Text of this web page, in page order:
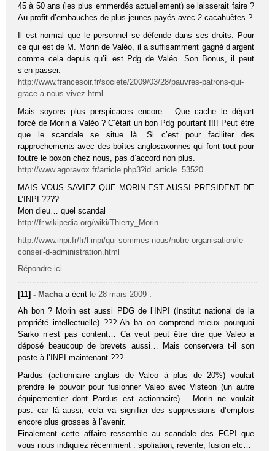
45 à 50 ans (les plus emmerdés actuellement) se laisserait faire ?
Au profit d’embauches de plus jeunes payés avec 2 cacahuètes ?
Il est normal que le personnel se défende dans ses droits. Pour
ce qui est de M. Morin de Valéo, il a suffisamment gagné d’argent
comme cela depuis qu’il est Pdg de Valéo. Son Bonus, il peut
s’en passer.
http://www.francesoir.fr/societe/2009/03/28/pauvres-patrons-qui-
grace-a-nous-vivez.html
Mais soyons plus perspicaces encore… Que cache le départ
forcé de Morin à Valéo ? C’était un bon Pdg pourtant !!!! Peut être
que le scandale se situe là. Si c’est pour faciliter des
rapprochements avec des boîtes anglosaxonnes qui font tout pour
foutre le boxon chez nous, pas d’accord non plus.
http://www.agoravox.fr/article.php3?id_article=53520
MAIS VOUS SAVIEZ QUE MORIN EST AUSSI PRESIDENT DE
L’INPI ????
Mon dieu… quel scandal
http://fr.wikipedia.org/wiki/Thierry_Morin
http://www.inpi.fr/fr/l-inpi/qui-sommes-nous/notre-organisation/le-
conseil-d-administration.html
Répondre ici
[11] - Macha a écrit le 28 mars 2009 :
Ah bon ? Morin est aussi PDG de l’INPI (Institut national de la
propriété intellectuelle) ??? Ah ba on comprend mieux pourquoi
Sarko n’est pas content… Ca veut peut être dire que Valeo a
déposé beaucoup de brevets aussi… Mais conservera t-il son
poste à l’INPI maintenant ???
Pardus (actionnaire anglais de Valeo à plus de 20%) voulait
prendre le pouvoir pour fusionner Valeo avec Visteon (un autre
équipementier dont Pardus est actionnaire)… Morin ne voulait
pas. car là aussi, cela va signifier des suppressions d’emplois
encore plus grosses à l’avenir.
Finalement cette affaire ressemble au scandale des FCPI que
vous nous indiquiez récemment : spoliation, revente, fusion etc…